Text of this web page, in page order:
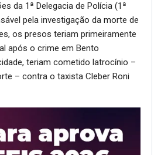
da 1ª Delegacia de Polícia (1ª
pela investigação da morte de
os presos teriam primeiramente
após o crime em Bento
teriam cometido latrocínio –
– contra o taxista Cleber Roni